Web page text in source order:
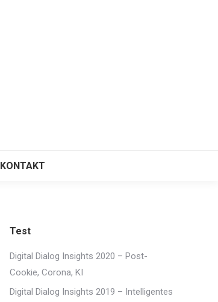
KONTAKT
Test
Digital Dialog Insights 2020 – Post-
Cookie, Corona, KI
Digital Dialog Insights 2019 – Intelligentes